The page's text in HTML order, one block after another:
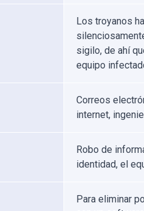
Los troyanos
sigilo, de ahí
equipo
Correos
internet,
Robo de
identidad, el
Para eliminar